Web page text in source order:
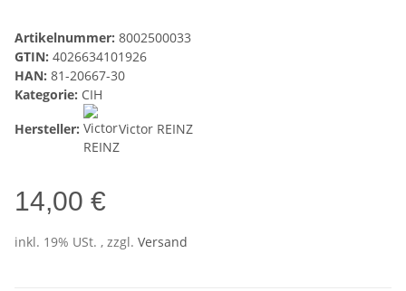
Artikelnummer: 8002500033
GTIN: 4026634101926
HAN: 81-20667-30
Kategorie: CIH
Hersteller:
Victor REINZ
14,00 €
inkl. 19% USt. , zzgl. Versand